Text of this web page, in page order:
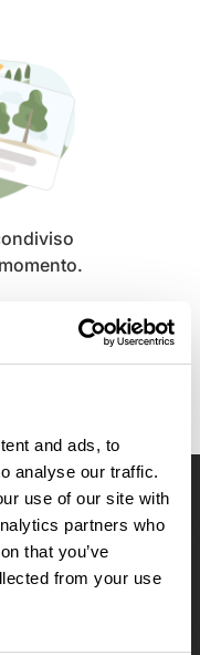
and ads, to
analyse our traffic.
use of our site with
partners who
that you’ve
from your use